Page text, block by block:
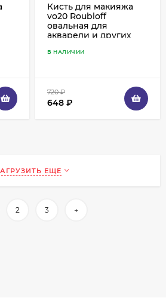
Кисть для макияжа
vo20 Roubloff
овальная для
акварели и других
пестрая синтетика
В НАЛИЧИИ
720₽
648 ₽
ЕЩЕ
2 3 →